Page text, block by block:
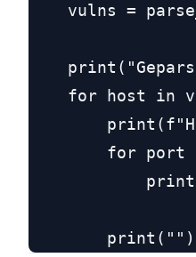
vulns =
for host in
for port